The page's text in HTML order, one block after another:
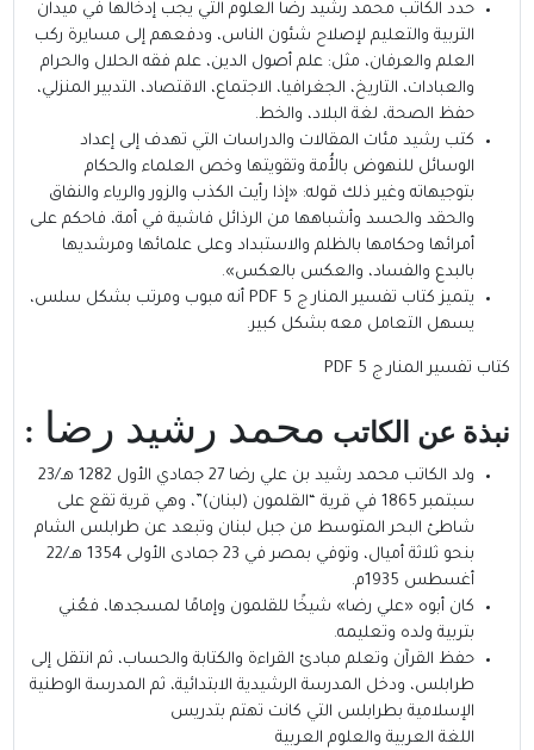
حدد الكاتب محمد رشيد رضا العلوم التي يجب إدخالها في ميدان
التربية والتعليم لإصلاح شئون الناس، ودفعهم إلى مسايرة ركب
العلم والعرفان، مثل: علم أصول الدين، علم فقه الحلال والحرام
والعبادات، التاريخ، الجغرافيا، الاجتماع، الاقتصاد، التدبير المنزلي،
حفظ الصحة، لغة البلاد، والخط.
كتب رشيد مئات المقالات والدراسات التي تهدف إلى إعداد
الوسائل للنهوض بالأُمة وتقويتها وخص العلماء والحكام
بتوجيهاته وغير ذلك قوله: «إذا رأيت الكذب والزور والرياء والنفاق
والحقد والحسد وأشباهها من الرذائل فاشية في أمة، فاحكم على
أمرائها وحكامها بالظلم والاستبداد وعلى علمائها ومرشديها
بالبدع والفساد، والعكس بالعكس».
يتميز كتاب تفسير المنار ج 5 PDF أنه مبوب ومرتب بشكل سلس،
يسهل التعامل معه بشكل كبير.
كتاب تفسير المنار ج 5 PDF
نبذة عن الكاتب محمد رشيد رضا :
ولد الكاتب محمد رشيد بن علي رضا 27 جمادي الأول 1282 هـ/23
سبتمبر 1865 في قرية “القلمون (لبنان)”، وهي قرية تقع على
شاطئ البحر المتوسط من جبل لبنان وتبعد عن طرابلس الشام
بنحو ثلاثة أميال، وتوفي بمصر في 23 جمادى الأولى 1354 هـ/22
أغسطس 1935م.
كان أبوه «علي رضا» شيخًا للقلمون وإمامًا لمسجدها، فعُني
بتربية ولده وتعليمه.
حفظ القرآن وتعلم مبادئ القراءة والكتابة والحساب، ثم انتقل إلى
طرابلس، ودخل المدرسة الرشيدية الابتدائية، ثم المدرسة الوطنية
الإسلامية بطرابلس التي كانت تهتم بتدريس
اللغة العربية والعلوم العربية